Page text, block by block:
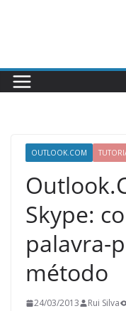
OUTLOOK.COM
Skype:
palavra-
método
24/03/2013 Rui Silva